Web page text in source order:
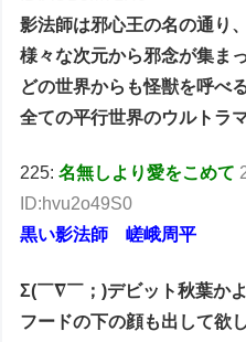
影法師は邪心王の名の通り、
様々な次元から邪念が集ま
どの世界からも怪獣を呼べる
全ての平行世界のウルトラ
225:名無しより愛をこめて
ID:hvu2o49S0
黒い影法師 嵯峨周平
Σ(￣∇￣；)デビット秋葉かよ
フードの下の顔も出して欲